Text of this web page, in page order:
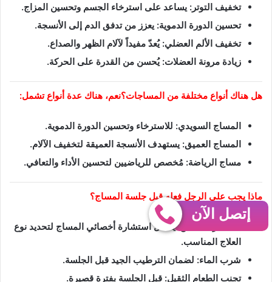
تخفيف التوتر: يساعد على استرخاء الجسم وتحسين المزاج.
تحسين الدورة الدموية: يعزز من تدفق الدم إلى الأنسجة.
تخفيف الألم العضلي: يُعدّ مفيداً لآلام الظهر والصداع.
زيادة مرونة العضلات: يُحسن من القدرة على الحركة.
هل هناك أنواع مختلفة من المساجات؟نعم، هناك عدة أنواع تشمل:
المساج السويدي: للاسترخاء وتحسين الدورة الدموية.
المساج العميق: يستهدف الأنسجة العميقة لتخفيف الآلام.
مساج الرياضة: مُخصص للرياضيين لتحسين الأداء والتعافي.
ماذا يجب على الرجل فعله قبل جلسة المساج؟
استشارة مختص: يُفضل استشارة أخصائي المساج لتحديد نوع
العلاج المناسب.
شرب الماء: لضمان الترطيب الجيد قبل الجلسة.
تجنب الطعام الثقيل: قبل الجلسة بفترة قصيرة.
إتصل الآن